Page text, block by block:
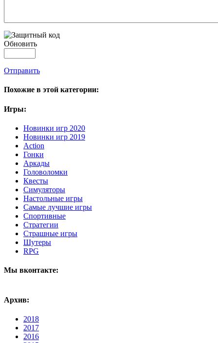
Обновить
Отправить
Похожие в этой категории:
Игры:
Новинки игр 2020
Новинки игр 2019
Action
Гонки
Аркады
Головоломки
Квесты
Симуляторы
Настольные игры
Самые лучшие игры
Спортивные
Стратегии
Страшные игры
Шутеры
RPG
Мы вконтакте:
Архив:
2018
2017
2016